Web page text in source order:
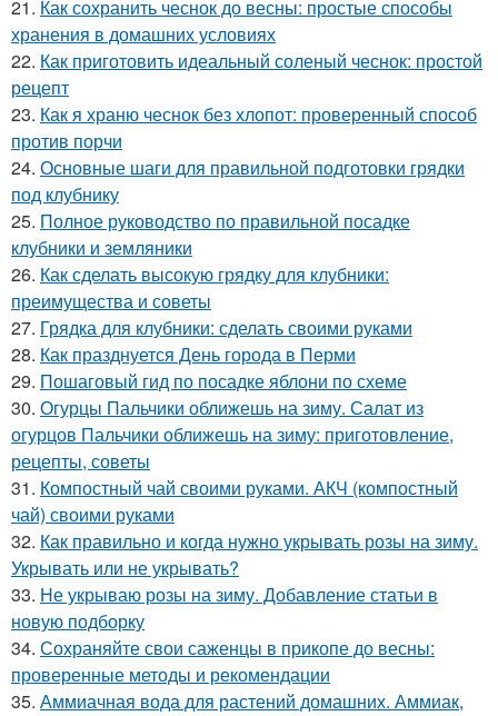
21. Как сохранить чеснок до весны: простые способы
хранения в домашних условиях
22. Как приготовить идеальный соленый чеснок: простой
рецепт
23. Как я храню чеснок без хлопот: проверенный способ
против порчи
24. Основные шаги для правильной подготовки грядки
под клубнику
25. Полное руководство по правильной посадке
клубники и земляники
26. Как сделать высокую грядку для клубники:
преимущества и советы
27. Грядка для клубники: сделать своими руками
28. Как празднуется День города в Перми
29. Пошаговый гид по посадке яблони по схеме
30. Огурцы Пальчики оближешь на зиму. Салат из
огурцов Пальчики оближешь на зиму: приготовление,
рецепты, советы
31. Компостный чай своими руками. АКЧ (компостный
чай) своими руками
32. Как правильно и когда нужно укрывать розы на зиму.
Укрывать или не укрывать?
33. Не укрываю розы на зиму. Добавление статьи в
новую подборку
34. Сохраняйте свои саженцы в прикопе до весны:
проверенные методы и рекомендации
35. Аммиачная вода для растений домашних. Аммиак,